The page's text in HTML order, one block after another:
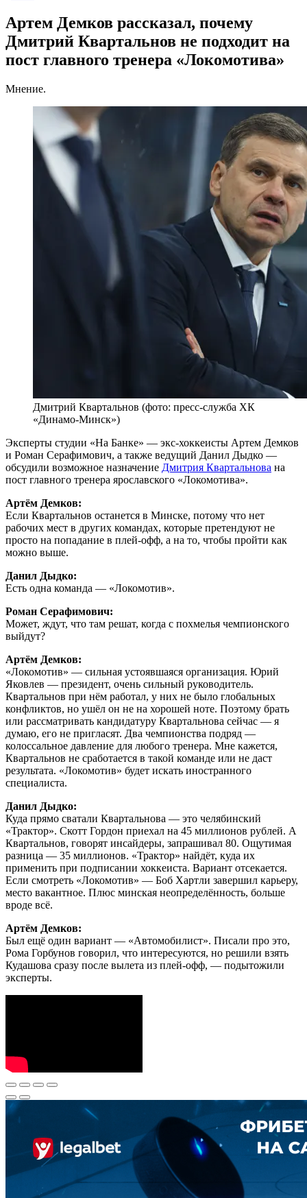
Артем Демков рассказал, почему
Дмитрий Квартальнов не подходит на
пост главного тренера «Локомотива»
Мнение.
Дмитрий Квартальнов (фото: пресс-служба ХК
«Динамо-Минск»)
Эксперты студии «На Банке» — экс-хоккеисты Артем Демков
и Роман Серафимович, а также ведущий Данил Дыдко —
обсудили возможное назначение Дмитрия Квартальнова на
пост главного тренера ярославского «Локомотива».
Артём Демков:
Если Квартальнов останется в Минске, потому что нет
рабочих мест в других командах, которые претендуют не
просто на попадание в плей-офф, а на то, чтобы пройти как
можно выше.
Данил Дыдко:
Есть одна команда — «Локомотив».
Роман Серафимович:
Может, ждут, что там решат, когда с похмелья чемпионского
выйдут?
Артём Демков:
«Локомотив» — сильная устоявшаяся организация. Юрий
Яковлев — президент, очень сильный руководитель.
Квартальнов при нём работал, у них не было глобальных
конфликтов, но ушёл он не на хорошей ноте. Поэтому брать
или рассматривать кандидатуру Квартальнова сейчас — я
думаю, его не пригласят. Два чемпионства подряд —
колоссальное давление для любого тренера. Мне кажется,
Квартальнов не сработается в такой команде или не даст
результата. «Локомотив» будет искать иностранного
специалиста.
Данил Дыдко:
Куда прямо сватали Квартальнова — это челябинский
«Трактор». Скотт Гордон приехал на 45 миллионов рублей. А
Квартальнов, говорят инсайдеры, запрашивал 80. Ощутимая
разница — 35 миллионов. «Трактор» найдёт, куда их
применить при подписании хоккеиста. Вариант отсекается.
Если смотреть «Локомотив» — Боб Хартли завершил карьеру,
место вакантное. Плюс минская неопределённость, больше
вроде всё.
Артём Демков:
Был ещё один вариант — «Автомобилист». Писали про это,
Рома Горбунов говорил, что интересуются, но решили взять
Кудашова сразу после вылета из плей-офф, — подытожили
эксперты.